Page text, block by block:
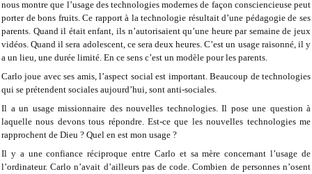
nous montre que l’usage des technologies modernes de façon consciencieuse peut
porter de bons fruits. Ce rapport à la technologie résultait d’une pédagogie de ses
parents. Quand il était enfant, ils n’autorisaient qu’une heure par semaine de jeux
vidéos. Quand il sera adolescent, ce sera deux heures. C’est un usage raisonné, il y
a un lieu, une durée limité. En ce sens c’est un modèle pour les parents.
Carlo joue avec ses amis, l’aspect social est important. Beaucoup de technologies
qui se prétendent sociales aujourd’hui, sont anti-sociales.
Il a un usage missionnaire des nouvelles technologies. Il pose une question à
laquelle nous devons tous répondre. Est-ce que les nouvelles technologies me
rapprochent de Dieu ? Quel en est mon usage ?
Il y a une confiance réciproque entre Carlo et sa mère concernant l’usage de
l’ordinateur. Carlo n’avait d’ailleurs pas de code. Combien de personnes n’osent